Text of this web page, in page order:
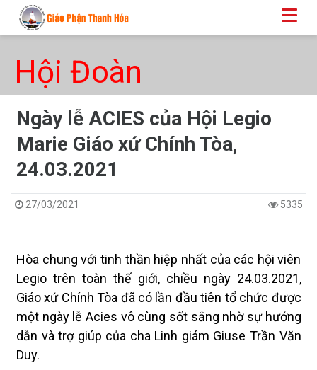
Hội Đoàn
Ngày lễ ACIES của Hội Legio
Marie Giáo xứ Chính Tòa,
24.03.2021
27/03/2021 5335
Hòa chung với tinh thần hiệp nhất của các hội viên
Legio trên toàn thế giới, chiều ngày 24.03.2021,
Giáo xứ Chính Tòa đã có lần đầu tiên tổ chức được
một ngày lễ Acies vô cùng sốt sắng nhờ sự hướng
dẫn và trợ giúp của cha Linh giám Giuse Trần Văn
Duy.